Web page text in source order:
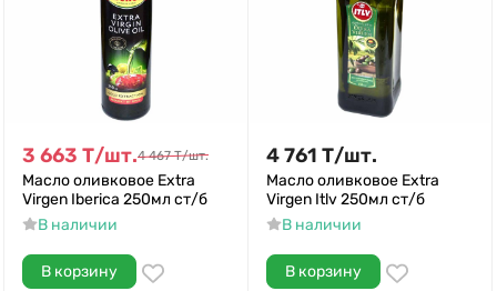
3 663 Т/шт.4 467 Т/шт.
Масло оливковое Extra
Virgen Iberica 250мл ст/б
В наличии
В корзину
4 761 Т/шт.
Масло оливковое Extra
Virgen Itlv 250мл ст/б
В наличии
В корзину